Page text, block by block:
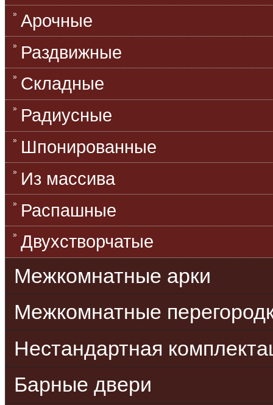
Арочные
Раздвижные
Складные
Радиусные
Шпонированные
Из массива
Распашные
Двухстворчатые
Межкомнатные арки
Межкомнатные
Нестандартная
Барные двери